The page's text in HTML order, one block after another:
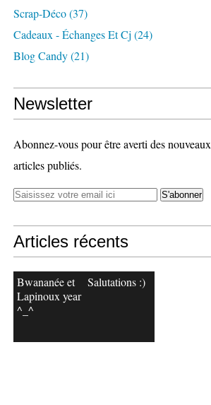
Scrap-Déco(37)
Cadeaux - Échanges Et Cj (24)
Blog Candy(21)
Newsletter
Abonnez-vous pour être averti des nouveaux
articles publiés.
Articles récents
Bwananée et
Lapinoux year
^_^
Salutations :)